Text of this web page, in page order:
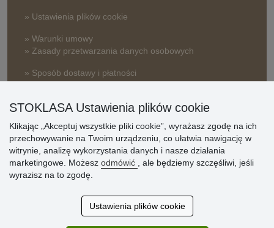
» Ustawienia plików cookie
» Warunki umowy
» Zasady przetwarzania danych osobowych
» Sposób dostawy i płatności
» Dlaczego należy się zarejestrować?
Ocena
klientów
Zakup przebiegł sprawnie. Jestem
zadowolona. Polecam.
STOKLASA Ustawienia plików cookie
Klikając „Akceptuj wszystkie pliki cookie”, wyrażasz zgodę na ich
przechowywanie na Twoim urządzeniu, co ułatwia nawigację w
witrynie, analizę wykorzystania danych i nasze działania
marketingowe. Możesz odmówić
, ale będziemy szczęśliwi, jeśli
wyrazisz na to zgodę.
Ustawienia plików cookie